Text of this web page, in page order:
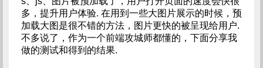
多，提升用户体验. 在用到一些大图片展示的时候，预
加载大图是很不错的方法，图片更快的被呈现给用户.
不多说了，作为一个前端攻城师都懂的，下面分享我
做的测试和得到的结果.